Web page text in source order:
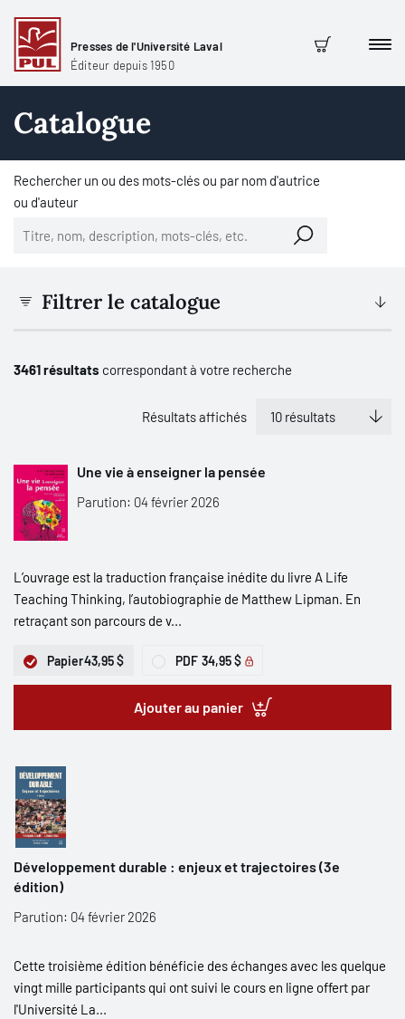
Presses de l'Université Laval
Éditeur depuis 1950
Panier
Catalogue
Rechercher un ou des mots-clés ou par nom d'autrice
ou d'auteur
Filtrer le catalogue
3461 résultats correspondant à votre recherche
Résultats affichés
Une vie à enseigner la pensée
Parution: 04 février 2026
L’ouvrage est la traduction française inédite du livre A Life
Teaching Thinking, l’autobiographie de Matthew Lipman. En
retraçant son parcours de v...
Papier43,95 $ PDF 34,95 $
Ajouter au panier
Développement durable : enjeux et trajectoires (3e
édition)
Parution: 04 février 2026
Cette troisième édition bénéficie des échanges avec les quelque
vingt mille participants qui ont suivi le cours en ligne offert par
l'Université La...